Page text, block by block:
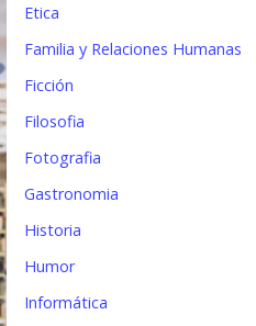
Etica
Familia y Relaciones Humanas
Ficción
Filosofia
Fotografia
Gastronomia
Historia
Humor
Informática